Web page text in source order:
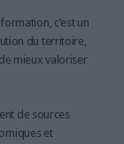
c’est un
du territoire,
mieux valoriser
de sources
et